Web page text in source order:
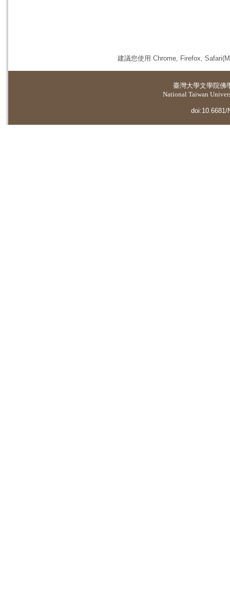
建議您使用 Chrome, Firefox,
臺灣大學文學院佛
National Taiwan
doi:10.6681/